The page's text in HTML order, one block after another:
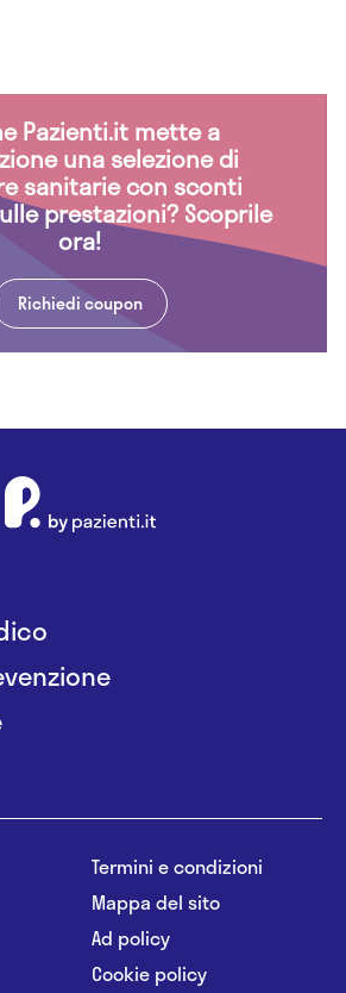
Pazienti.it mette a
una selezione di
sanitarie con sconti
prestazioni? Scoprile
ora!
Richiedi coupon
Termini e condizioni
Mappa del sito
Ad policy
Cookie policy